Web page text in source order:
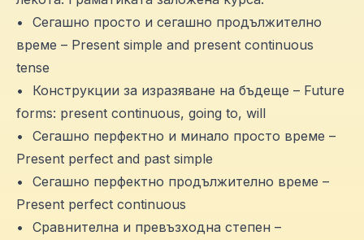
•
Сегашно просто и сегашно продължително
време – Present simple and present continuous
tense
•
Конструкции за изразяване на бъдеще – Future
forms: present continuous, going to, will
•
Сегашно перфектно и минало просто време –
Present perfect and past simple
•
Сегашно перфектно продължително време –
Present perfect continuous
•
Сравнителна и превъзходна степен –